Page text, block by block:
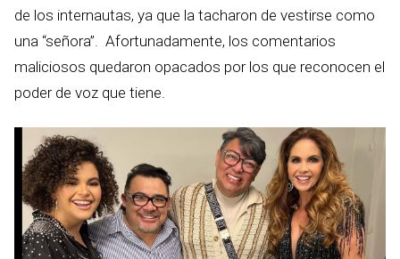
de los internautas, ya que la tacharon de vestirse como
una “señora”. Afortunadamente, los comentarios
maliciosos quedaron opacados por los que reconocen el
poder de voz que tiene.